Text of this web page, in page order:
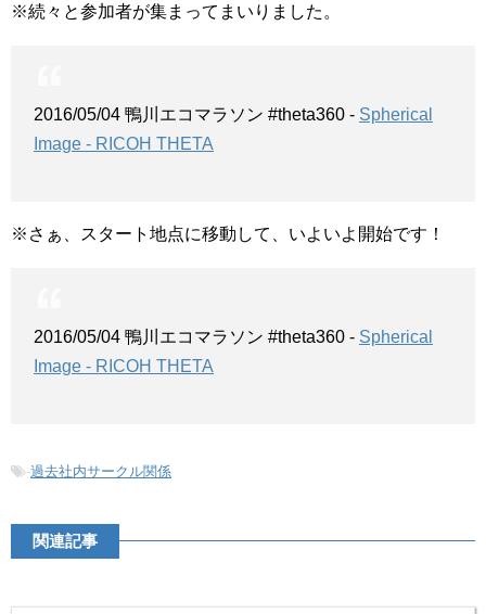
※続々と参加者が集まってまいりました。
2016/05/04 鴨川エコマラソン #theta360 - Spherical
Image - RICOH THETA
※さぁ、スタート地点に移動して、いよいよ開始です！
2016/05/04 鴨川エコマラソン #theta360 - Spherical
Image - RICOH THETA
-過去社内サークル関係
関連記事